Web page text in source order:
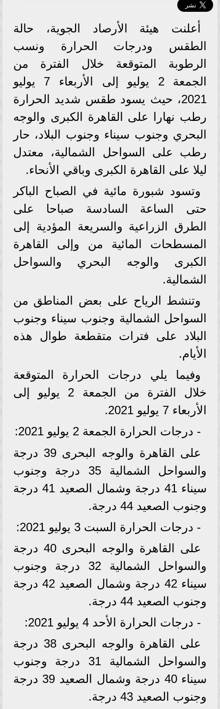
أعلنت هيئة الأرصاد الجوية، حالة
الطقس ودرجات الحرارة ونسب
الرطوبة المتوقعة خلال الفترة من
الجمعة 2 يوليو إلى الأربعاء 7 يوليو
2021، حيث يسود طقس شديد الحرارة
رطب نهارا على القاهرة الكبرى والوجه
البحري وجنوب سيناء وجنوب البلاد، حار
رطب على السواحل الشمالية، معتدل
ليلا على القاهرة الكبرى وباقي الأنحاء.
وتسود شبورة مائية في الصباح الباكر
حتى الساعة السادسة صباحا على
الطرق الزراعية والسريعة المؤدية إلى
المسطحات المائية من وإلى القاهرة
الكبرى والوجه البحري والسواحل
الشمالية.
وتنشط الرياح على بعض المناطق من
السواحل الشمالية وجنوب سيناء وجنوب
البلاد على فترات متقطعة طوال هذه
الأيام.
وفيما يلي درجات الحرارة المتوقعة
خلال الفترة من الجمعة 2 يوليو إلى
الأربعاء 7 يوليو 2021.
- درجات الحرارة الجمعة 2 يوليو 2021:
على القاهرة والوجه البحرى 39 درجة
والسواحل الشمالية 35 درجة وجنوب
سيناء 41 درجة وشمال الصعيد 41 درجة
وجنوب الصعيد 44 درجة.
- درجات الحرارة السبت 3 يوليو 2021:
على القاهرة والوجه البحرى 40 درجة
والسواحل الشمالية 32 درجة وجنوب
سيناء 42 درجة وشمال الصعيد 42 درجة
وجنوب الصعيد 44 درجة.
- درجات الحرارة الأحد 4 يوليو 2021:
على القاهرة والوجه البحرى 38 درجة
والسواحل الشمالية 31 درجة وجنوب
سيناء 40 درجة وشمال الصعيد 39 درجة
وجنوب الصعيد 43 درجة.